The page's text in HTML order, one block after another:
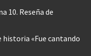
10. Reseña de
historia «Fue cantando